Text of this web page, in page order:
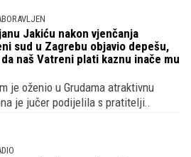
Jakiću nakon vjenčanja
sud u Zagrebu objavio depešu,
naš Vatreni plati kaznu inače mu
je oženio u Grudama atraktivnu
je jučer podijelila s pratitelji..